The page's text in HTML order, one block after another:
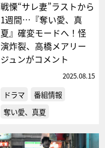
戦慄“サレ妻”ラストから
1週間…『奪い愛、真
夏』確変モードへ！怪
演炸裂、高橋メアリー
ジュンがコメント
2025.08.15
ドラマ
番組情報
奪い愛、真夏